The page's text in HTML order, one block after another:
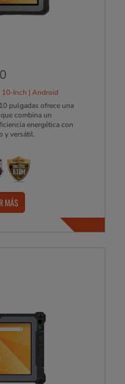
10-Inch | Android
pulgadas ofrece una
combina un
energética con
y versátil.
MÁS